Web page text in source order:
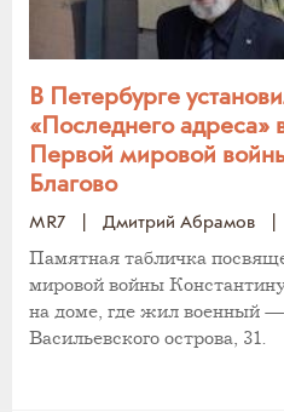
В Петербурге
«Последнего адреса»
Первой мировой
Благово
MR7 Дмитрий Абрамов
Памятная табличка
мировой войны
на доме, где жил военный
Васильевского острова, 31.